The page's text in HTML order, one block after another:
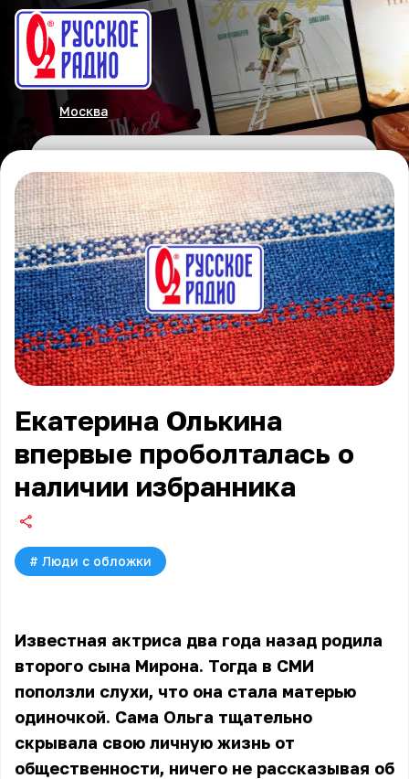
Москва
Екатерина Олькина
впервые проболталась о
наличии избранника
# Люди с обложки
Известная актриса два года назад родила
второго сына Мирона. Тогда в СМИ
поползли слухи, что она стала матерью
одиночкой. Сама Ольга тщательно
скрывала свою личную жизнь от
общественности, ничего не рассказывая об